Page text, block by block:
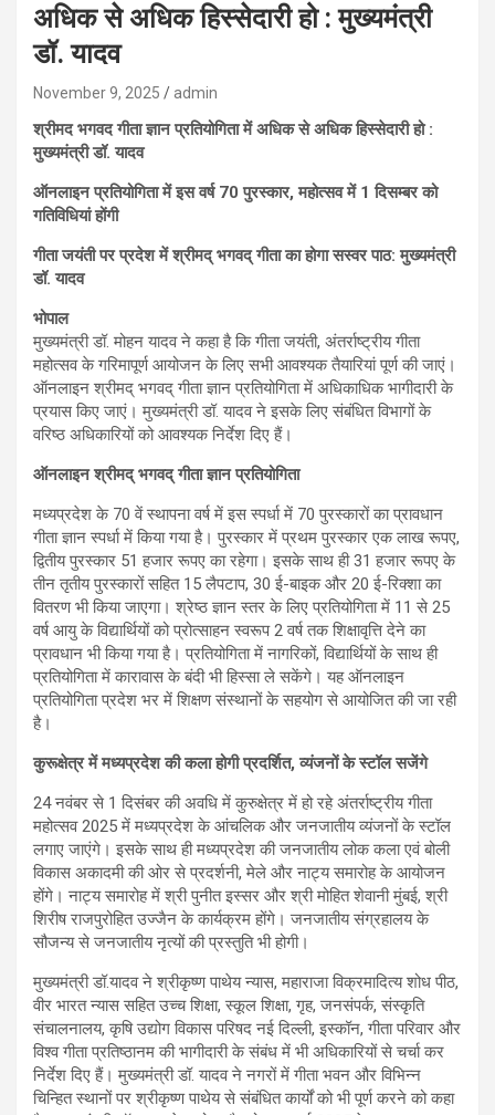
अधिक से अधिक हिस्सेदारी हो : मुख्यमंत्री
डॉ. यादव
November 9, 2025 admin
श्रीमद भगवद गीता ज्ञान प्रतियोगिता में अधिक से अधिक हिस्सेदारी हो :
मुख्यमंत्री डॉ. यादव
ऑनलाइन प्रतियोगिता में इस वर्ष 70 पुरस्कार, महोत्सव में 1 दिसम्बर को
गतिविधियां होंगी
गीता जयंती पर प्रदेश में श्रीमद् भगवद् गीता का होगा सस्वर पाठ: मुख्यमंत्री
डॉ. यादव
भोपाल
मुख्यमंत्री डॉ. मोहन यादव ने कहा है कि गीता जयंती, अंतर्राष्ट्रीय गीता
महोत्सव के गरिमापूर्ण आयोजन के लिए सभी आवश्यक तैयारियां पूर्ण की जाएं।
ऑनलाइन श्रीमद् भगवद् गीता ज्ञान प्रतियोगिता में अधिकाधिक भागीदारी के
प्रयास किए जाएं। मुख्यमंत्री डॉ. यादव ने इसके लिए संबंधित विभागों के
वरिष्ठ अधिकारियों को आवश्यक निर्देश दिए हैं।
ऑनलाइन श्रीमद् भगवद् गीता ज्ञान प्रतियोगिता
मध्यप्रदेश के 70 वें स्थापना वर्ष में इस स्पर्धा में 70 पुरस्कारों का प्रावधान
गीता ज्ञान स्पर्धा में किया गया है। पुरस्कार में प्रथम पुरस्कार एक लाख रूपए,
द्वितीय पुरस्कार 51 हजार रूपए का रहेगा। इसके साथ ही 31 हजार रूपए के
तीन तृतीय पुरस्कारों सहित 15 लैपटाप, 30 ई-बाइक और 20 ई-रिक्शा का
वितरण भी किया जाएगा। श्रेष्ठ ज्ञान स्तर के लिए प्रतियोगिता में 11 से 25
वर्ष आयु के विद्यार्थियों को प्रोत्साहन स्वरूप 2 वर्ष तक शिक्षावृत्ति देने का
प्रावधान भी किया गया है। प्रतियोगिता में नागरिकों, विद्यार्थियों के साथ ही
प्रतियोगिता में कारावास के बंदी भी हिस्सा ले सकेंगे। यह ऑनलाइन
प्रतियोगिता प्रदेश भर में शिक्षण संस्थानों के सहयोग से आयोजित की जा रही
है।
कुरूक्षेत्र में मध्यप्रदेश की कला होगी प्रदर्शित, व्यंजनों के स्टॉल सजेंगे
24 नवंबर से 1 दिसंबर की अवधि में कुरुक्षेत्र में हो रहे अंतर्राष्ट्रीय गीता
महोत्सव 2025 में मध्यप्रदेश के आंचलिक और जनजातीय व्यंजनों के स्टॉल
लगाए जाएंगे। इसके साथ ही मध्यप्रदेश की जनजातीय लोक कला एवं बोली
विकास अकादमी की ओर से प्रदर्शनी, मेले और नाट्य समारोह के आयोजन
होंगे। नाट्य समारोह में श्री पुनीत इस्सर और श्री मोहित शेवानी मुंबई, श्री
शिरीष राजपुरोहित उज्जैन के कार्यक्रम होंगे। जनजातीय संग्रहालय के
सौजन्य से जनजातीय नृत्यों की प्रस्तुति भी होगी।
मुख्यमंत्री डॉ.यादव ने श्रीकृष्ण पाथेय न्यास, महाराजा विक्रमादित्य शोध पीठ,
वीर भारत न्यास सहित उच्च शिक्षा, स्कूल शिक्षा, गृह, जनसंपर्क, संस्कृति
संचालनालय, कृषि उद्योग विकास परिषद नई दिल्ली, इस्कॉन, गीता परिवार और
विश्व गीता प्रतिष्ठानम की भागीदारी के संबंध में भी अधिकारियों से चर्चा कर
निर्देश दिए हैं। मुख्यमंत्री डॉ. यादव ने नगरों में गीता भवन और विभिन्न
चिन्हित स्थानों पर श्रीकृष्ण पाथेय से संबंधित कार्यों को भी पूर्ण करने को कहा